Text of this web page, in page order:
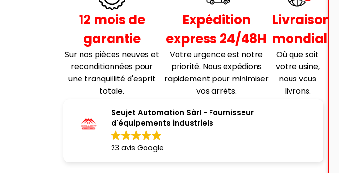
12 mois de
garantie
Sur nos pièces neuves et
reconditionnées pour
une tranquillité d'esprit
totale.
Expédition
express 24/48H
Votre urgence est notre
priorité. Nous expédions
rapidement pour minimiser
vos arrêts.
Livraison
mondiale
Où que soit
votre usine,
nous vous
livrons.
Seujet Automation Sàrl - Fournisseur
d'équipements industriels
23 avis Google